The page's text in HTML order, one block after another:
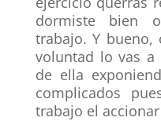
dormiste bien
trabajo. Y bueno,
voluntad lo vas a
de ella
complicados
trabajo el